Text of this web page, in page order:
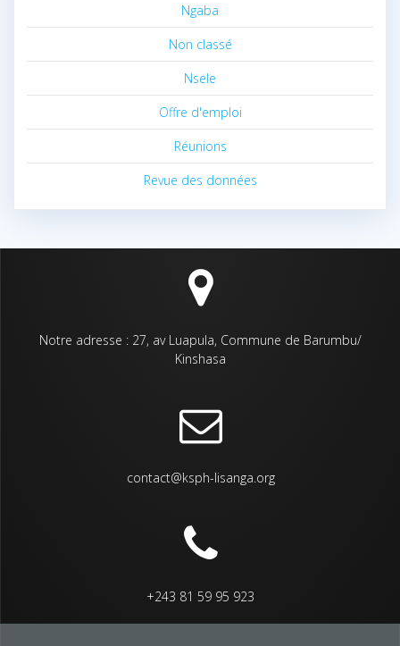
Ngaba
Non classé
Nsele
Offre d'emploi
Réunions
Revue des données
Notre adresse : 27, av Luapula, Commune de Barumbu/
Kinshasa
contact@ksph-lisanga.org
+243 81 59 95 923